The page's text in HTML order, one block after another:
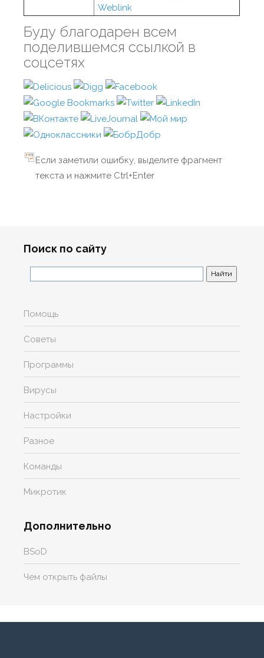
Weblink
Буду благодарен всем
поделившемся ссылкой в
соцсетях
Если заметили ошибку, выделите фрагмент
текста и нажмите Ctrl+Enter
Поиск по сайту
Помощь
Советы
Программы
Вирусы
Настройки
Разное
Команды
Микротик
Дополнительно
BSoD
Чем открыть файлы